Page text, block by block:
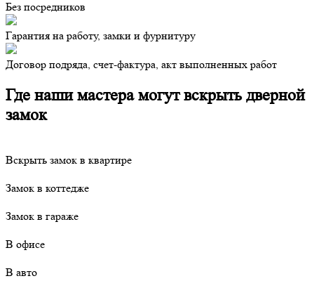
Без посредников
Гарантия на работу, замки и фурнитуру
Договор подряда, счет-фактура, акт выполненных работ
Где наши мастера могут вскрыть дверной
замок
Вскрыть замок в квартире
Замок в коттедже
Замок в гараже
В офисе
В авто